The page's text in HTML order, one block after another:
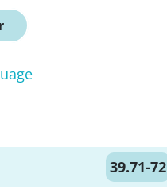
39.71-72